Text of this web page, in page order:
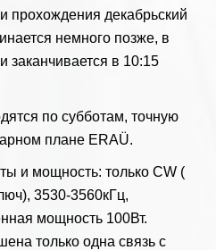
прохождения декабрьский
немного позже, в
заканчивается в 10:15
по субботам, точную
плане ERAÜ.
и мощность: только CW (
3530-3560кГц,
мощность 100Вт.
только одна связь с